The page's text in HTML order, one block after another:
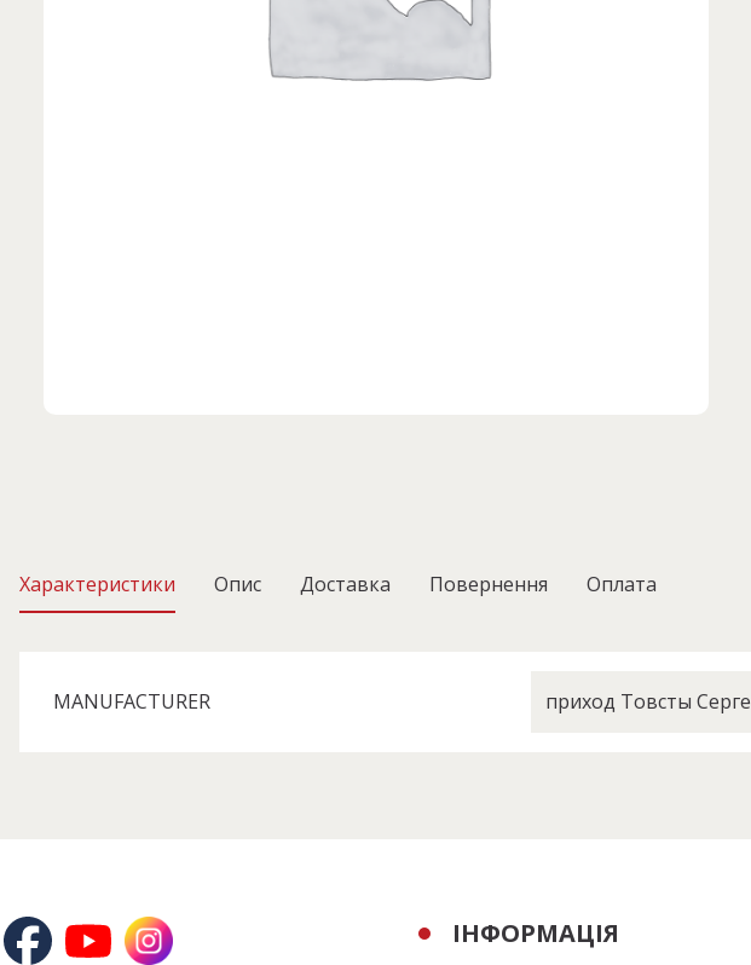
Характеристики Опис Доставка Повернення Оплата
MANUFACTURER приход Товсты
ІНФОРМАЦІЯ